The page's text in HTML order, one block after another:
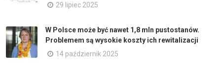
29 lipiec 2025
W Polsce może być nawet 1,8 mln pustostanów.
Problemem są wysokie koszty ich rewitalizacji
14 październik 2025